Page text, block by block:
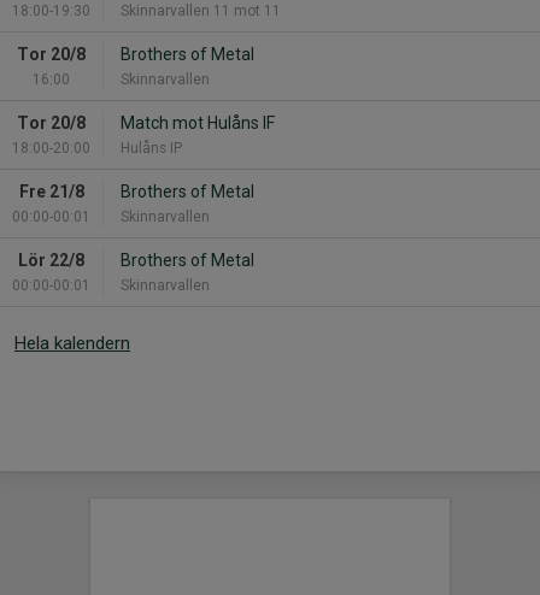
18:00-19:30 Skinnarvallen 11 mot 11
Tor 20/8
16:00
Brothers of Metal
Skinnarvallen
Tor 20/8
18:00-20:00
Match mot Hulåns IF
Hulåns IP
Fre 21/8
00:00-00:01
Brothers of Metal
Skinnarvallen
Lör 22/8
00:00-00:01
Brothers of Metal
Skinnarvallen
Hela kalendern